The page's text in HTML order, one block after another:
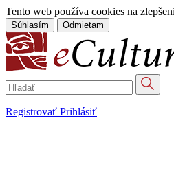
Tento web používa cookies na
Súhlasím Odmietam
Registrovať Prihlásiť